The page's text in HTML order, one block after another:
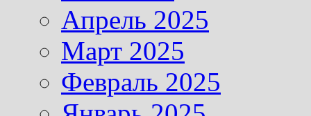
Апрель 2025
Март 2025
Февраль 2025